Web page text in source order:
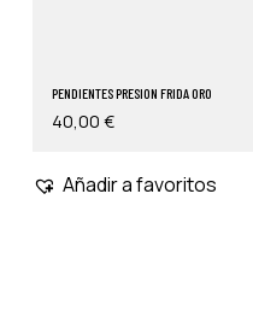
PENDIENTES PRESION FRIDA ORO
40,00 €
Añadir a favoritos